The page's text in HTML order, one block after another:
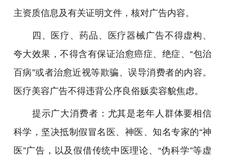
主资质信息及有关证明文件，核对广告内容。
四、医疗、药品、医疗器械广告不得虚构、
夸大效果，不得含有保证治愈癌症、绝症、“包治
百病”或者治愈近视等欺骗、误导消费者的内容。
医疗美容广告不得违背公序良俗贩卖容貌焦虑。
提示广大消费者：尤其是老年人群体要相信
科学，坚决抵制假冒名医、神医、知名专家的“神
医”广告，以及假借传统中医理论、“伪科学”等虚